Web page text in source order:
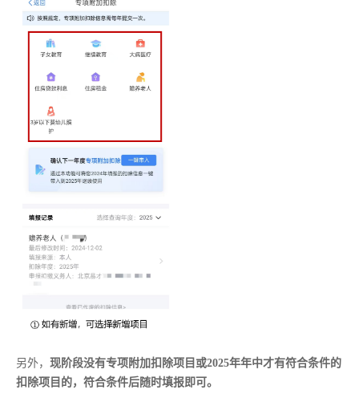
另外， 现阶段没有专项附加扣除项目或2025年年中才有符合条件的
扣除项目的，符合条件后随时填报即可。